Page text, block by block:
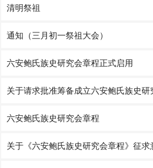
清明祭祖
通知（三月初一祭祖大会）
六安鲍氏族史研究会章程正式启用
关于请求批准筹备成立六安鲍氏族史研
六安鲍氏族史研究会章程
关于《六安鲍氏族史研究会章程》征求